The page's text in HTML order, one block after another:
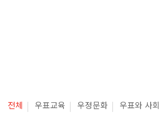
전체 우표교육 우정문화 우표와 사회